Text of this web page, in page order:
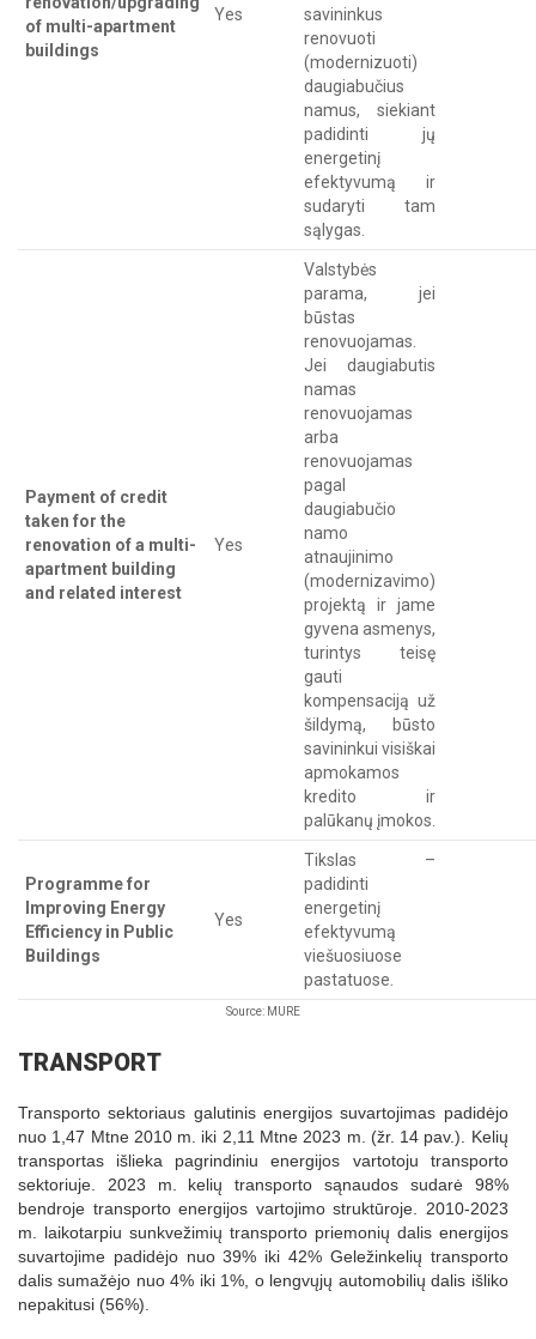
of multi-apartment
buildings
Yes
savininkus
renovuoti
(modernizuoti)
daugiabučius
namus, siekiant
padidinti jų
energetinį
efektyvumą ir
sudaryti tam
sąlygas.
Payment of credit
taken for the
renovation of a multi-
apartment building
and related interest
Yes
Valstybės
parama, jei
būstas
renovuojamas.
Jei daugiabutis
namas
renovuojamas
arba
renovuojamas
pagal
daugiabučio
namo
atnaujinimo
(modernizavimo)
projektą ir jame
gyvena asmenys,
turintys teisę
gauti
kompensaciją už
šildymą, būsto
savininkui visiškai
apmokamos
kredito ir
palūkanų įmokos.
Programme for
Improving Energy
Efficiency in Public
Buildings
Yes
Tikslas –
padidinti
energetinį
efektyvumą
viešuosiuose
pastatuose.
Source: MURE
TRANSPORT
Transporto sektoriaus galutinis energijos suvartojimas padidėjo
nuo 1,47 Mtne 2010 m. iki 2,11 Mtne 2023 m. (žr. 14 pav.). Kelių
transportas išlieka pagrindiniu energijos vartotoju transporto
sektoriuje. 2023 m. kelių transporto sąnaudos sudarė 98%
bendroje transporto energijos vartojimo struktūroje. 2010-2023
m. laikotarpiu sunkvežimių transporto priemonių dalis energijos
suvartojime padidėjo nuo 39% iki 42% Geležinkelių transporto
dalis sumažėjo nuo 4% iki 1%, o lengvųjų automobilių dalis išliko
nepakitusi (56%).